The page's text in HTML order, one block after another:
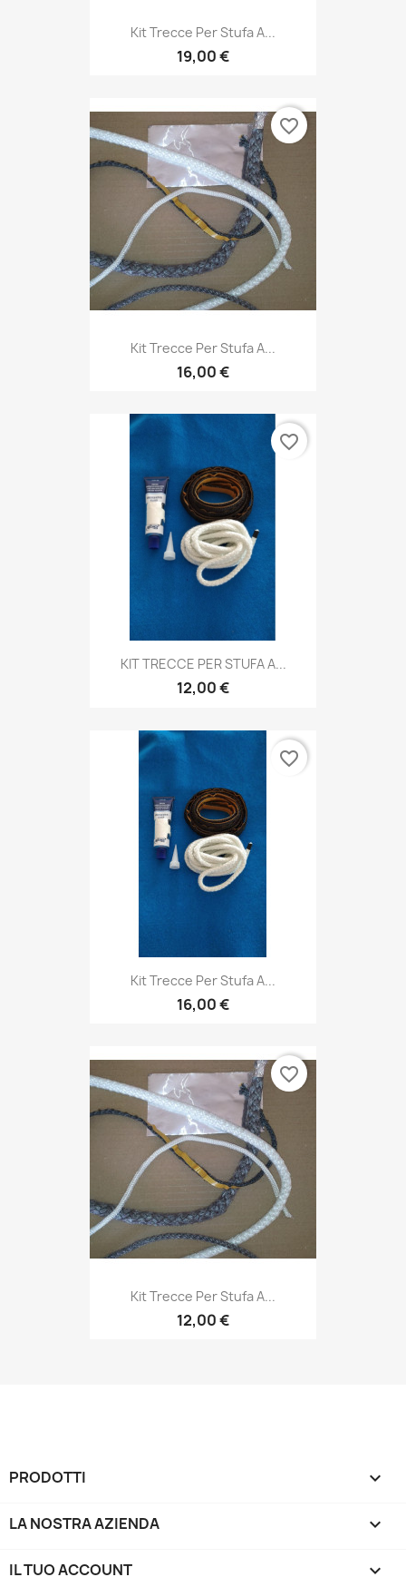
Kit Trecce Per Stufa A...
19,00 €
Kit Trecce Per Stufa A...
16,00 €
favorite_border
KIT TRECCE PER STUFA A...
12,00 €
favorite_border
Kit Trecce Per Stufa A...
16,00 €
favorite_border
Kit Trecce Per Stufa A...
12,00 €
favorite_border
PRODOTTI 
LA NOSTRA AZIENDA 
IL TUO ACCOUNT 